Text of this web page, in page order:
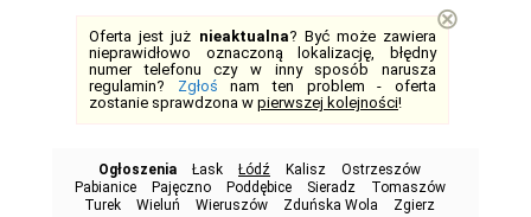
Oferta jest już nieaktualna? Być może zawiera
nieprawidłowo oznaczoną lokalizację, błędny
numer telefonu czy w inny sposób narusza
regulamin? Zgłoś nam ten problem - oferta
zostanie sprawdzona w pierwszej kolejności!
⊗
Ogłoszenia Łask Łódź Kalisz
Ostrzeszów
Pabianice
Pajęczno Poddębice Sieradz
Tomaszów
Turek
Wieluń Wieruszów Zduńska Wola Zgierz